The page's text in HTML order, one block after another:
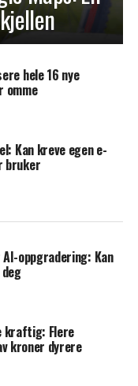
hele 16 nye
omme
Kan kreve egen e-
bruker
oppgradering: Kan
kraftig: Flere
kroner dyrere